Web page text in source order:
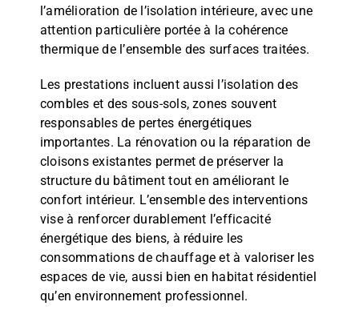
l’amélioration de l’isolation intérieure, avec une
attention particulière portée à la cohérence
thermique de l’ensemble des surfaces traitées.
Les prestations incluent aussi l’isolation des
combles et des sous-sols, zones souvent
responsables de pertes énergétiques
importantes. La rénovation ou la réparation de
cloisons existantes permet de préserver la
structure du bâtiment tout en améliorant le
confort intérieur. L’ensemble des interventions
vise à renforcer durablement l’efficacité
énergétique des biens, à réduire les
consommations de chauffage et à valoriser les
espaces de vie, aussi bien en habitat résidentiel
qu’en environnement professionnel.